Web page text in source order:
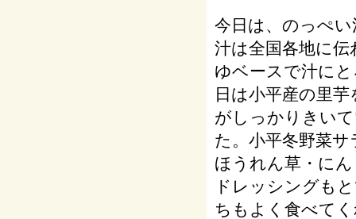
今日は、のっぺ
汁は全国各地に
ゆベースで汁に
日は小平産の里
がしっかりきい
た。小平冬野菜
ほうれん草・に
ドレッシングも
ちもよく食べて